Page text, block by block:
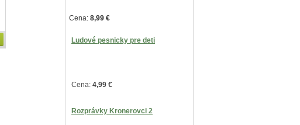
Cena: 8,99 €
Ludové pesnicky pre deti
Cena: 4,99 €
Rozprávky Kronerovci 2